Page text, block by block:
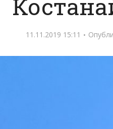
11.11.2019 15:11